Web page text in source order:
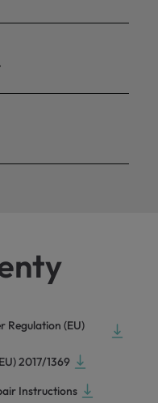
Regulation (EU)
2017/1369
Instructions